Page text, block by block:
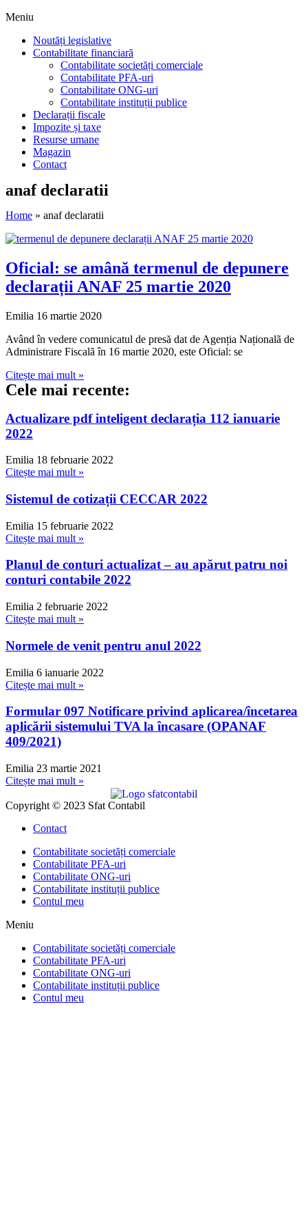
Meniu
Noutăți legislative
Contabilitate financiară
Contabilitate societăți comerciale
Contabilitate PFA-uri
Contabilitate ONG-uri
Contabilitate instituții publice
Declarații fiscale
Impozite și taxe
Resurse umane
Magazin
Contact
anaf declaratii
Home » anaf declaratii
Oficial: se amână termenul de depunere
declarații ANAF 25 martie 2020
Emilia 16 martie 2020
Având în vedere comunicatul de presă dat de Agenția Naționalã de
Administrare Fiscalã în 16 martie 2020, este Oficial: se
Citește mai mult »
Cele mai recente:
Actualizare pdf inteligent declarația 112 ianuarie
2022
Emilia 18 februarie 2022
Citește mai mult »
Sistemul de cotizații CECCAR 2022
Emilia 15 februarie 2022
Citește mai mult »
Planul de conturi actualizat – au apărut patru noi
conturi contabile 2022
Emilia 2 februarie 2022
Citește mai mult »
Normele de venit pentru anul 2022
Emilia 6 ianuarie 2022
Citește mai mult »
Formular 097 Notificare privind aplicarea/încetarea
aplicării sistemului TVA la încasare (OPANAF
409/2021)
Emilia 23 martie 2021
Citește mai mult »
Copyright © 2023 Sfat Contabil
Contact
Contabilitate societăți comerciale
Contabilitate PFA-uri
Contabilitate ONG-uri
Contabilitate instituții publice
Contul meu
Meniu
Contabilitate societăți comerciale
Contabilitate PFA-uri
Contabilitate ONG-uri
Contabilitate instituții publice
Contul meu